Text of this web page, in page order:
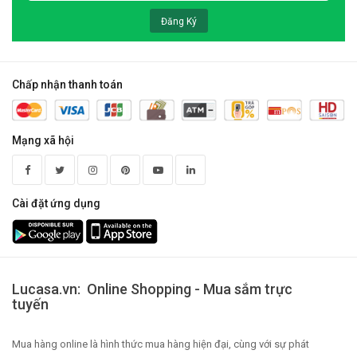
Đăng Ký
Chấp nhận thanh toán
Mạng xã hội
Cài đặt ứng dụng
Lucasa.vn: Online Shopping - Mua sắm trực
tuyến
Mua hàng online là hình thức mua hàng hiện đại, cùng với sự phát